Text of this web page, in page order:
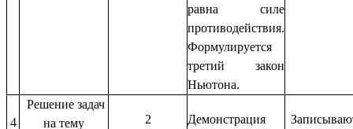
равна силе
противодействия.
Формулируется
третий закон
Ньютона.
4
Решение задач
на тему
2
Демонстрация